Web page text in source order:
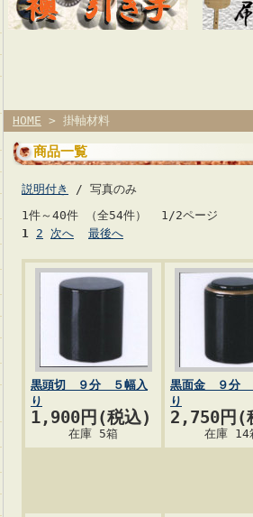
HOME > 掛軸材料
商品一覧
説明付き
/ 写真のみ
1件～40件 （全54件） 1/2ページ
1 2 次へ 最後へ
黒頭切 ９分 ５幅入
り
1,900円(税込)
在庫 5箱
黒面金 ９分
り
2,750円(
在庫 14